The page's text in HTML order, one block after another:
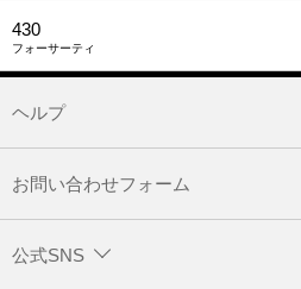
430
フォーサーティ
ヘルプ
お問い合わせフォーム
公式SNS